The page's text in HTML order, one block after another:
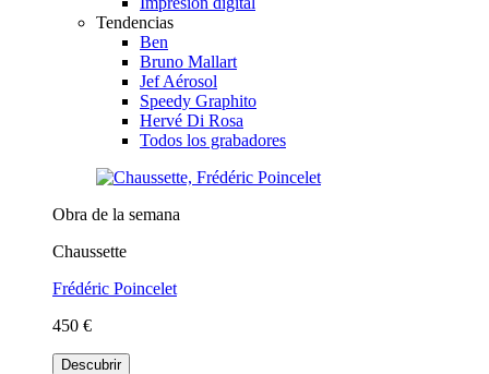
Tendencias
Ben
Bruno Mallart
Jef Aérosol
Speedy Graphito
Hervé Di Rosa
Todos los grabadores
Obra de la semana
Chaussette
Frédéric Poincelet
450 €
Descubrir